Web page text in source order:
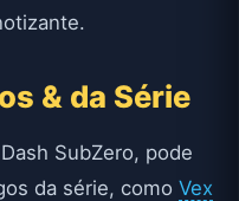
& da Série
SubZero, pode
da série, como Vex